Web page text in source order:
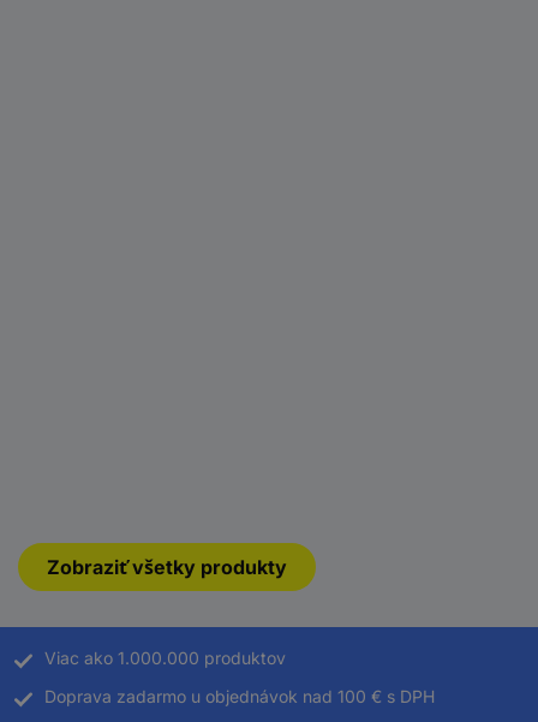
Zobraziť všetky produkty
Viac ako 1.000.000 produktov
Doprava zadarmo u objednávok nad 100 € s DPH